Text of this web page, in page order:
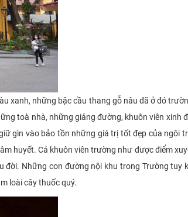
xanh, những bậc cầu thang gỗ nâu đã ở đó
toà nhà, những giảng đường, khuôn viên xinh
gìn vào bảo tồn những giá trị tốt đẹp của ngôi
huyết. Cả khuôn viên trường như được điểm
đời. Những con đường nội khu trong Trường tuy
loài cây thuốc quý.